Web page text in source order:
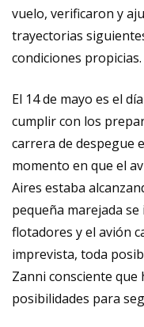
vuelo, verificaron y
trayectorias
condiciones propicias.
El 14 de mayo es el
cumplir con los
carrera de despegue
momento en que el
Aires estaba
pequeña marejada
flotadores y el avión
imprevista, toda
Zanni consciente que
posibilidades para